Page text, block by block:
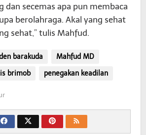
dan secemas apa pun membaca
berolahraga. Akal yang sehat
sehat,” tulis Mahfud.
barakuda
Mahfud MD
brimob
penegakan keadilan